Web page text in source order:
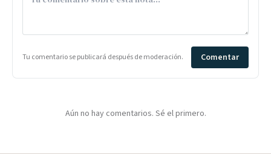
Tu comentario se publicará después de moderación. Comentar
Aún no hay comentarios. Sé el primero.